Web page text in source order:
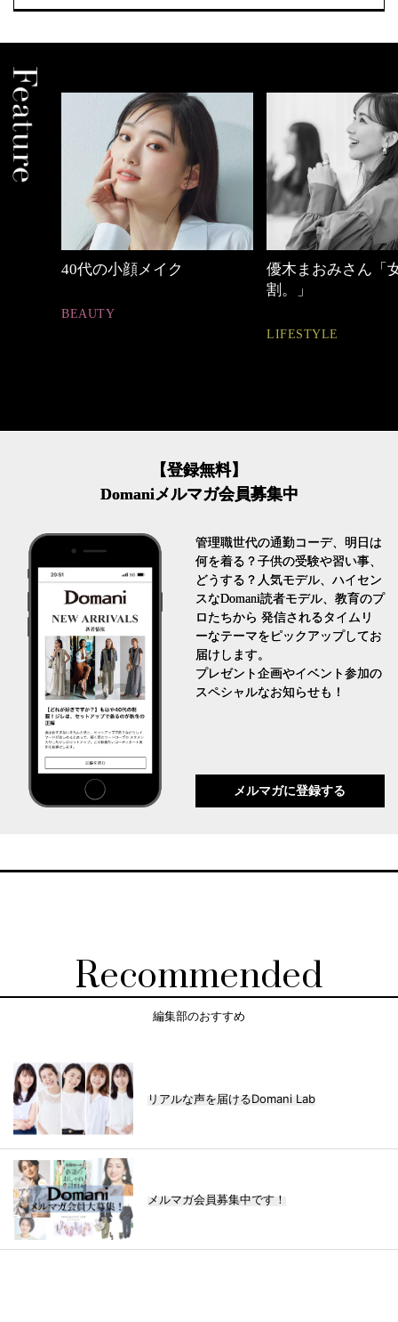
優木まおみさん「女の時間
心地よくいられる
とは
FASHION
【登録無料】
Domaniメルマガ会員募集中
管理職世代の通勤コーデ、明日は
何を着る？子供の受験や習い事、
どうする？人気モデル、ハイセン
スなDomani読者モデル、教育のプ
ロたちから 発信されるタイムリ
ーなテーマをピックアップしてお
届けします。
プレゼント企画やイベント参加の
スペシャルなお知らせも！
メルマガに登録する
Recommended
編集部のおすすめ
リアルな声を届けるDomani Lab
メルマガ会員募集中です！